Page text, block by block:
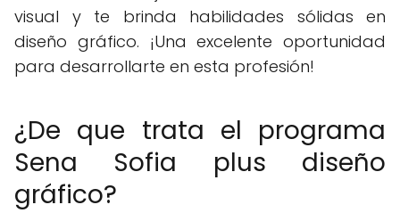
visual y te brinda habilidades sólidas en
diseño gráfico. ¡Una excelente oportunidad
para desarrollarte en esta profesión!
¿De que trata el programa
Sena Sofia plus diseño
gráfico?